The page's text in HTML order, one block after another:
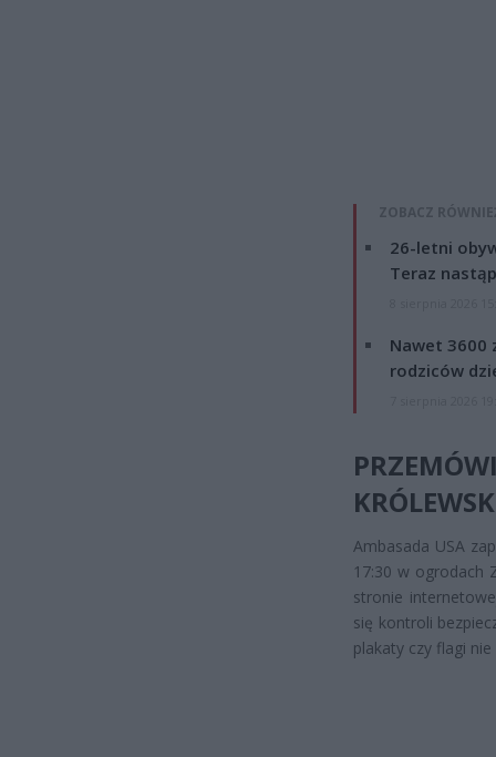
ZOBACZ
26-letni
Teraz
Nawet 3600
rodziców
Ambasada USA
17:30 w ogrodach
stronie
się kontroli
plakaty czy flagi